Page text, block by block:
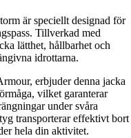
är speciellt designad för
Tillverkad med
lätthet, hållbarhet och
idrottarna.
erbjuder denna jacka
vilket garanterar
under svåra
transporterar effektivt bort
hela din aktivitet.